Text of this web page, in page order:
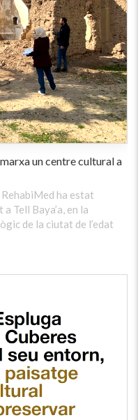
un centre cultural a
ha estat
Tell Baya’a, en la
de la ciutat de l’edat